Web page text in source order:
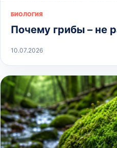
БИОЛОГИЯ
Почему грибы – не
10.07.2026